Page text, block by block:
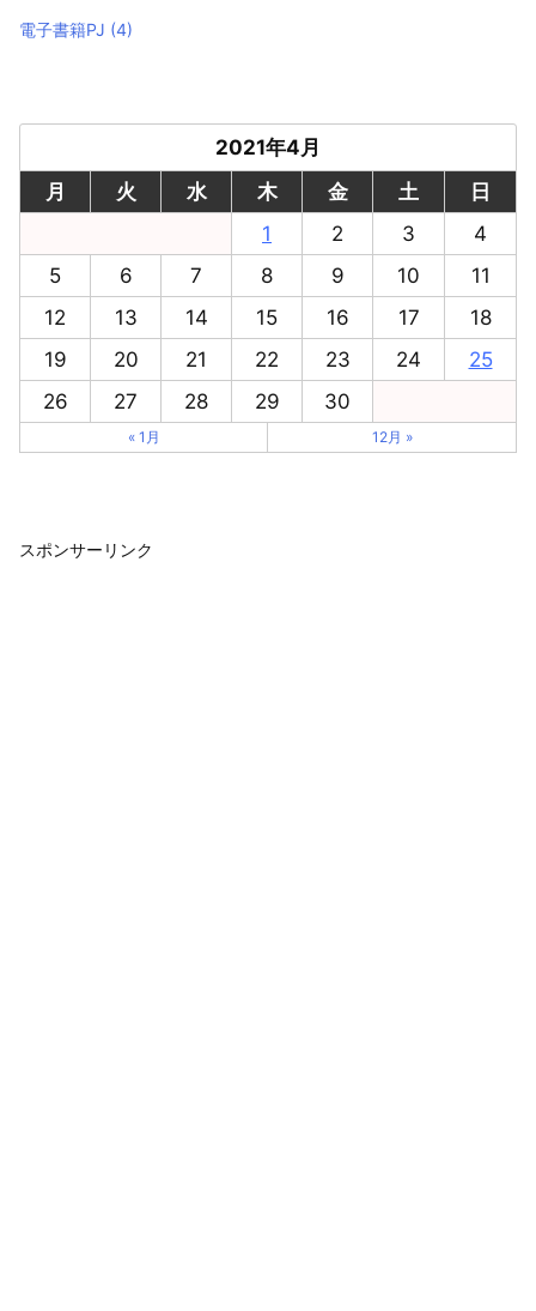
電子書籍PJ (4)
2021年4月
月
火 水 木 金 土
日
1
2 3
4
5
6 7 8 9 10
11
12
13 14 15 16 17
18
19
20 21 22 23 24
25
26
27 28 29 30
« 1月 12月 »
スポンサーリンク